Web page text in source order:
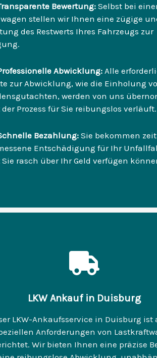
Bewertung: Selbst bei
stellen wir Ihnen eine zügige
des Restwerts Ihres Fahrzeugs zur
Abwicklung: Alle
zur Abwicklung, wie die Einholung
werden von uns
Prozess für Sie reibungslos verläuft.
Bezahlung: Sie bekommen
Entschädigung für Ihr
rasch über Ihr Geld verfügen
LKW Ankauf in Duisburg
LKW-Ankaufsservice in Duisburg ist
Anforderungen von
Wir bieten Ihnen eine präzise